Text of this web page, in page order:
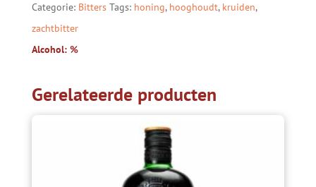
Categorie: Bitters Tags: honing, hooghoudt, kruiden,
zachtbitter
Alcohol: %
Gerelateerde producten